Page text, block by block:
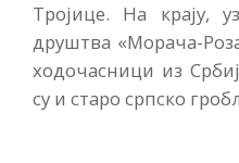
Тројице. На крају,
друштва «Морача-
ходочасници из
су и старо српско